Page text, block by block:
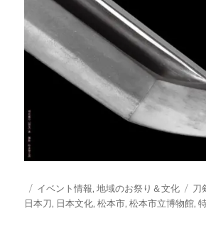
投
稿
カ
テ
イベント情報,地域のお祭り＆文化
タ
グ
刀
日本刀, 日本文化,松本市,松本市立博物館,